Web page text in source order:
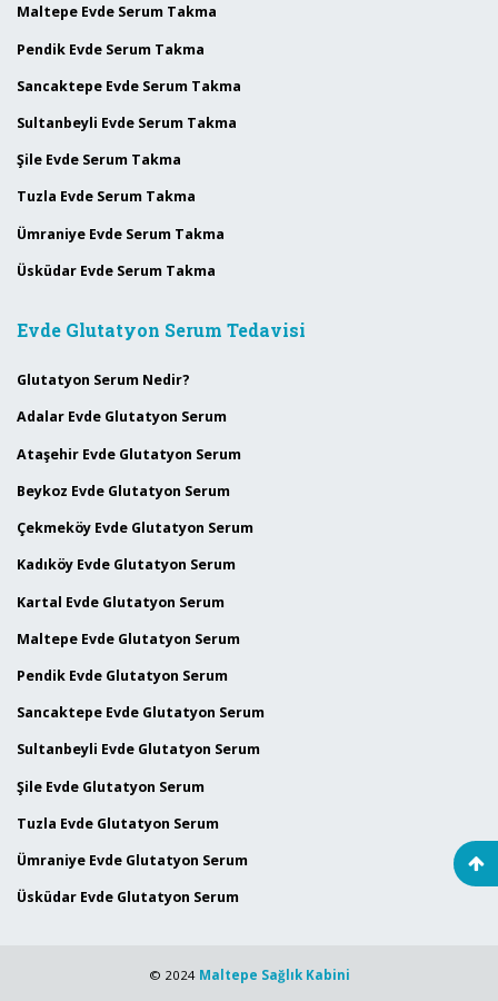
Maltepe Evde Serum Takma
Pendik Evde Serum Takma
Sancaktepe Evde Serum Takma
Sultanbeyli Evde Serum Takma
Şile Evde Serum Takma
Tuzla Evde Serum Takma
Ümraniye Evde Serum Takma
Üsküdar Evde Serum Takma
Evde Glutatyon Serum Tedavisi
Glutatyon Serum Nedir?
Adalar Evde Glutatyon Serum
Ataşehir Evde Glutatyon Serum
Beykoz Evde Glutatyon Serum
Çekmeköy Evde Glutatyon Serum
Kadıköy Evde Glutatyon Serum
Kartal Evde Glutatyon Serum
Maltepe Evde Glutatyon Serum
Pendik Evde Glutatyon Serum
Sancaktepe Evde Glutatyon Serum
Sultanbeyli Evde Glutatyon Serum
Şile Evde Glutatyon Serum
Tuzla Evde Glutatyon Serum
Ümraniye Evde Glutatyon Serum
Üsküdar Evde Glutatyon Serum
© 2024 Maltepe Sağlık Kabini